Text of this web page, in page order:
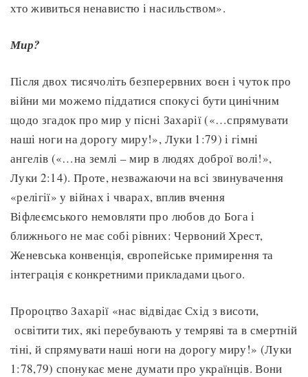
хто живиться ненавистю і насильством».
Мир?
Після двох тисячоліть безперервних воєн і чуток про
війни ми можемо піддатися спокусі бути цинічним
щодо згадок про мир у пісні Захарії («…спрямувати
наші ноги на дорогу миру!», Луки 1:79) і гімні
ангелів («…на землі – мир в людях доброї волі!»,
Луки 2:14). Проте, незважаючи на всі звинувачення
«релігії» у війнах і чварах, вплив вчення
Віфлеємського немовляти про любов до Бога і
ближнього не має собі рівних: Червоний Хрест,
Женевська конвенція, європейське примирення та
інтеграція є конкретними прикладами цього.
Пророцтво Захарії «нас відвідає Схід з висоти,
освітити тих, які перебувають у темряві та в смертній
тіні, й спрямувати наші ноги на дорогу миру!» (Луки
1:78,79) спонукає мене думати про українців. Вони